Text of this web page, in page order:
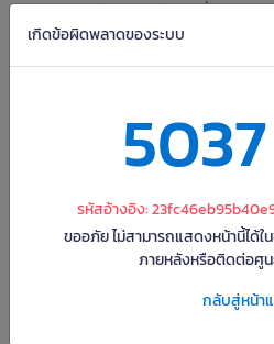
B2S Online คือร้านหนังสือและเครื่องเขียนอ
อ่านและงานเขียน ให้คุณรู้สึกเหมือนมีร้านหนังสื
สิทธิพิเศษที่ไม่ควรพลาด!
ทำไม B2S Online คือแหล่งช้อปปิ้ง
ไม่ว่าคุณจะเป็นนักเรียน นักศึกษา คนทำงาน
ตลอด 24 ชั่วโมง พร้อมโปรโมชั่นและสิทธิพิเศ
ช้อปเพลินเกินคุ้ม! เพียงมียอดสั่งซื้อสินค้าขั้นต่
ไม่ต้องจ่ายเพิ่ม
มั่นใจ หนังสือถึงมือปลอดภัย ด้วยบับเบิ้ล 3
หนังสือทุกเล่มจากบีทูเอสห่อด้วยบับเบิ้ลหนาแน่
หายระหว่างจัดส่ง พร้อมส่งตรงถึงมือคุณในส
เกิดข้อผิดพลาดของระบบ
5037
รหัสอ้างอิง:
ขออภัย ไม่สามารถแสดงหน้านี้ได้
ภายหลังหรือติดต่อศูน
กลับสู่หน้า